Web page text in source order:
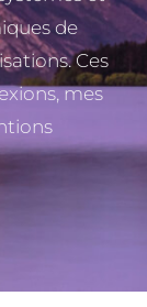
de
Ces
mes